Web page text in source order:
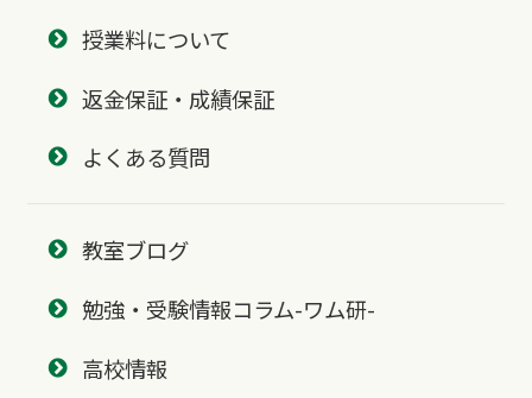
授業料について
返金保証・成績保証
よくある質問
教室ブログ
勉強・受験情報コラム-ワム研-
高校情報